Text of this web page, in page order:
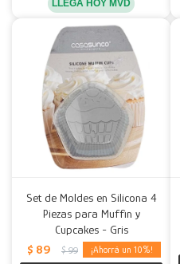
LLEGA HOY MVD
Set de Moldes en Silicona 4
Piezas para Muffin y
Cupcakes - Gris
$ 89 $ 99 10